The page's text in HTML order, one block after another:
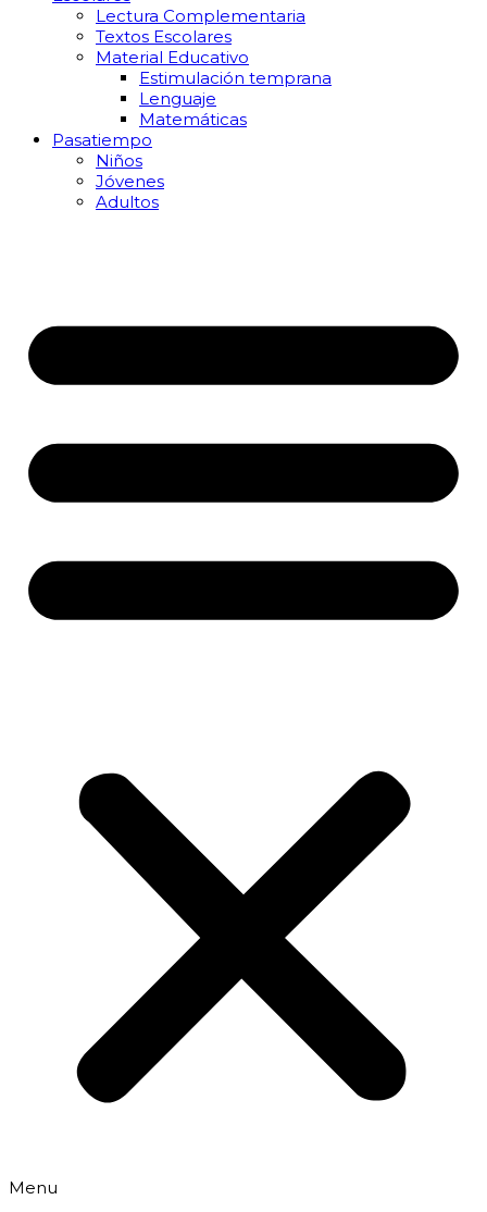
Lectura Complementaria
Textos Escolares
Material Educativo
Estimulación temprana
Lenguaje
Matemáticas
Pasatiempo
Niños
Jóvenes
Adultos
Menu